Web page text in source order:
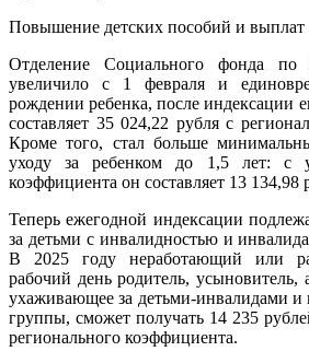
Повышение детских пособий и выплат
Отделение Социального фонда по
увеличило с 1 февраля и
рождении ребенка, после индексации
составляет 35 024,22 рубля с
Кроме того, стал больше
уходу за ребенком до 1,5 лет: с
коэффициента он составляет 13 134,98
Теперь ежегодной индексации
за детьми с инвалидностью и
В 2025 году неработающий или
рабочий день родитель, усыновитель,
ухаживающее за детьми-инвалидами и
группы, сможет получать 14 235
регионального коэффициента.